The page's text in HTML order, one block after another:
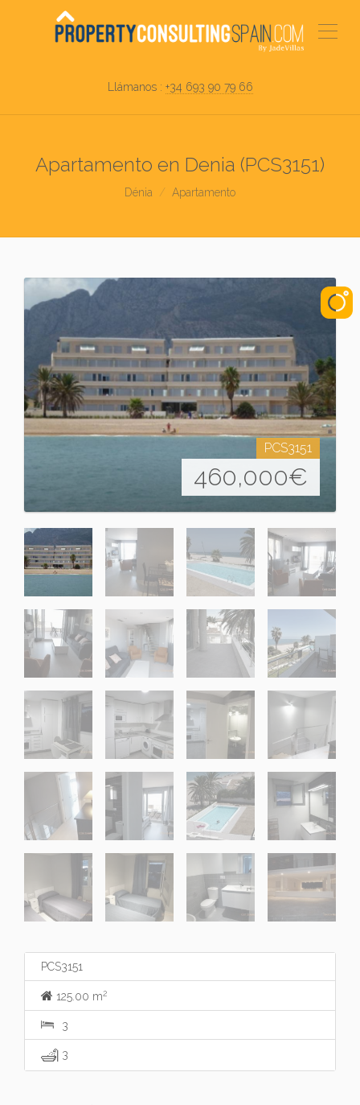
Llámanos : +34 693 90 79 66
Apartamento en Denia (PCS3151)
Dénia Apartamento
PCS3151
460,000€
PCS3151
125.00 m2
3
3